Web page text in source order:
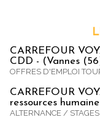
CARREFOUR
CDD - (Vannes
OFFRES D'EMPLOI
CARREFOUR
ressources
ALTERNANCE /